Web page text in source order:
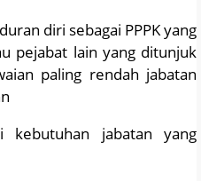
diri sebagai PPPK yang
pejabat lain yang ditunjuk
paling rendah jabatan
kebutuhan jabatan yang